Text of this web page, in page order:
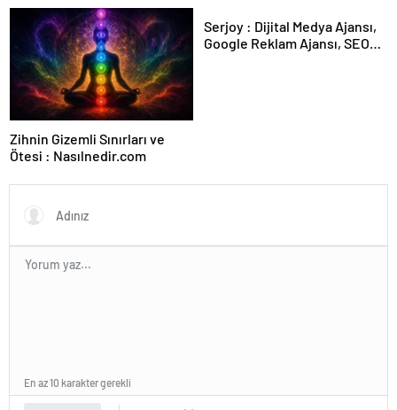
Zihnin Gizemli Sınırları ve
Ötesi : Nasılnedir.com
Serjoy : Dijital Medya Ajansı,
Google Reklam Ajansı, SEO
En az 10 karakter gerekli